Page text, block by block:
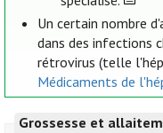
Un certain nombre
dans des infections
rétrovirus (telle
Médicaments de
Grossesse et